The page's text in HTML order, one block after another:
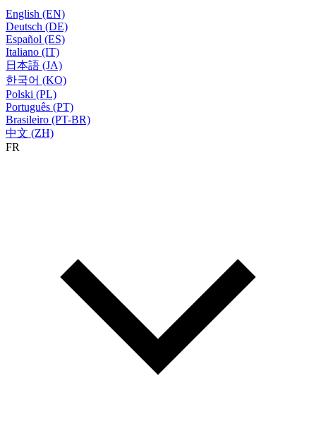
English (EN)
Deutsch (DE)
Español (ES)
Italiano (IT)
日本語 (JA)
한국어 (KO)
Polski (PL)
Português (PT)
Brasileiro (PT-BR)
中文 (ZH)
FR